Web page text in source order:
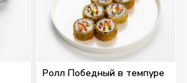
Ролл Победный в темпуре